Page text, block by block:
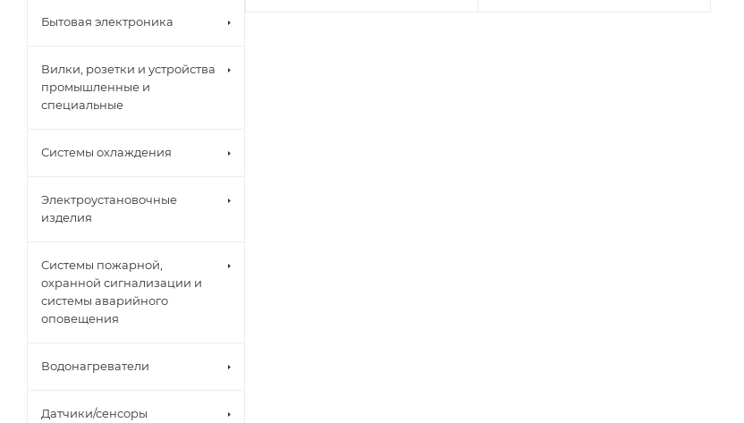
Бытовая электроника
Вилки, розетки и устройства
промышленные и
специальные
Системы охлаждения
Электроустановочные
изделия
Системы пожарной,
охранной сигнализации и
системы аварийного
оповещения
Водонагреватели
Датчики/сенсоры